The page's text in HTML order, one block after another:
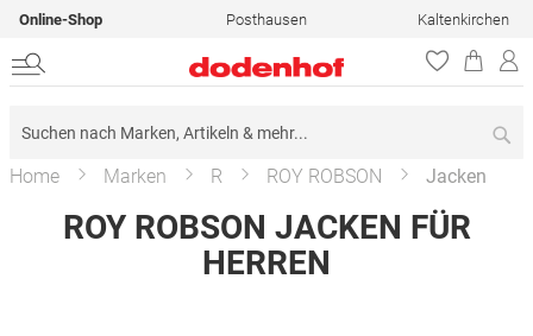
Online-Shop Posthausen Kaltenkirchen
Home Marken R ROY ROBSON Jacken
ROY ROBSON JACKEN FÜR
HERREN